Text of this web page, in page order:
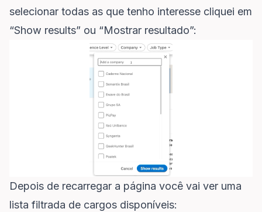
selecionar todas as que tenho interesse cliquei em
“Show results” ou “Mostrar resultado”:
Depois de recarregar a página você vai ver uma
lista filtrada de cargos disponíveis: